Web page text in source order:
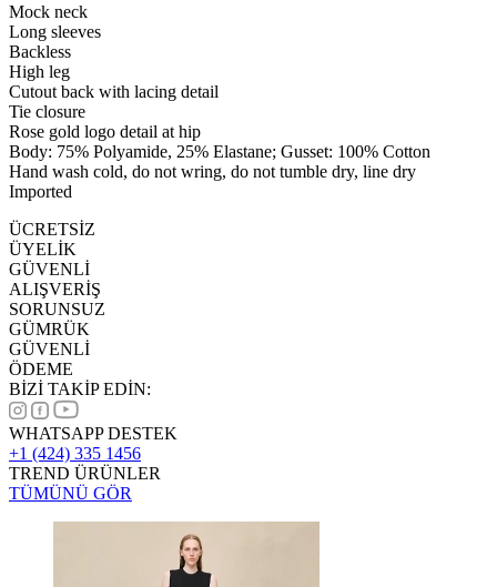
Mock neck
Long sleeves
Backless
High leg
Cutout back with lacing detail
Tie closure
Rose gold logo detail at hip
Body: 75% Polyamide, 25% Elastane; Gusset: 100% Cotton
Hand wash cold, do not wring, do not tumble dry, line dry
Imported
ÜCRETSİZ
ÜYELİK
GÜVENLİ
ALIŞVERİŞ
SORUNSUZ
GÜMRÜK
GÜVENLİ
ÖDEME
BİZİ TAKİP EDİN:
WHATSAPP DESTEK
+1 (424) 335 1456
TREND ÜRÜNLER
TÜMÜNÜ GÖR